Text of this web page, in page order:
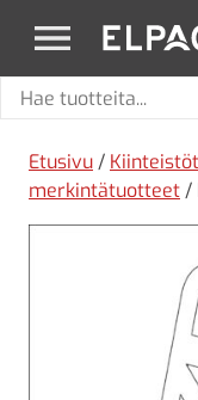
elpac.fi
Hae
Etusivu /
merkintätuotteet /